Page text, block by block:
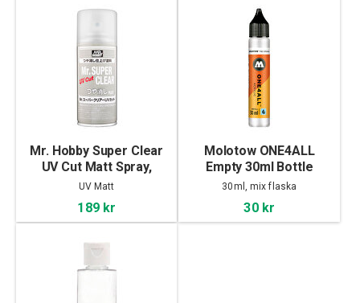
Mr. Hobby Super Clear
UV Cut Matt Spray,
170ml
UV Matt
189 kr
Molotow ONE4ALL
Empty 30ml Bottle
30ml, mix flaska
30 kr